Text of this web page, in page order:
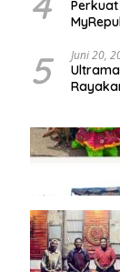
5 Juni 20,